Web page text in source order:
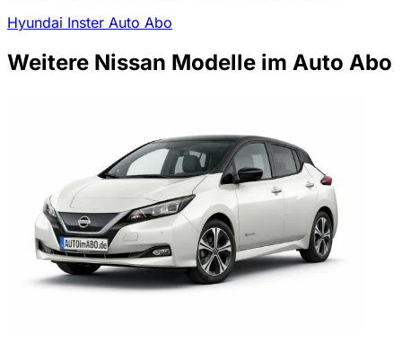
Hyundai Inster Auto Abo
Weitere Nissan Modelle im Auto Abo